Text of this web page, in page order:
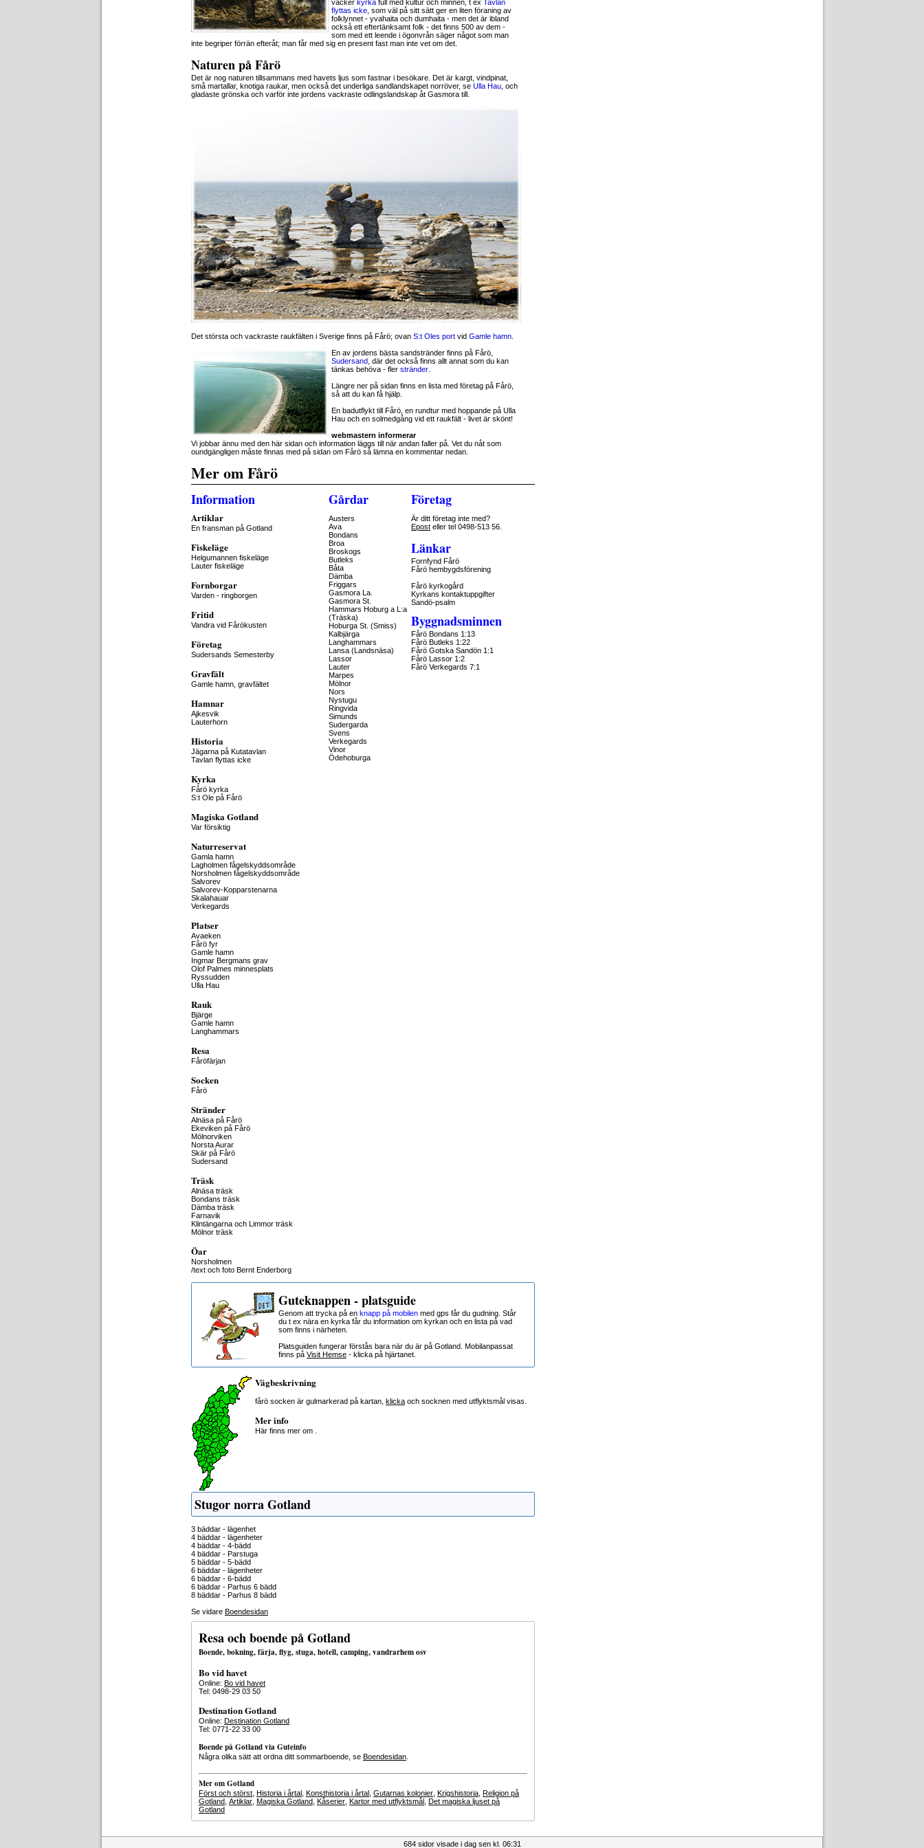
vacker kyrka full med kultur och minnen, t ex Tavlan
flyttas icke , som väl på sitt sätt ger en liten föraning av
folklynnet - yvahaita och dumhaita - men det är ibland
också ett eftertänksamt folk - det finns 500 av dem -
som med ett leende i ögonvrån säger något som man
inte begriper förrän efteråt; man får med sig en present fast man inte vet om det.
Naturen på Fårö
Det är nog naturen tillsammans med havets ljus som fastnar i besökare. Det är kargt, vindpinat,
små martallar, knotiga raukar, men också det underliga sandlandskapet norröver, se Ulla Hau , och
gladaste grönska och varför inte jordens vackraste odlingslandskap åt Gasmora till.
Det största och vackraste raukfälten i Sverige finns på Fårö; ovan S:t Oles port vid Gamle hamn
En av jordens bästa sandstränder finns på Fårö,
Sudersand , där det också finns allt annat som du kan
tänkas behöva - fler stränder
Längre ner på sidan finns en lista med företag på Fårö,
så att du kan få hjälp.
En badutflykt till Fårö, en rundtur med hoppande på Ulla
Hau och en solmedgång vid ett raukfält - livet är skönt!
webmastern informerar
Vi jobbar ännu med den här sidan och information läggs till när andan faller på. Vet du nåt som
oundgängligen måste finnas med på sidan om Fårö så lämna en kommentar nedan.
Mer om Fårö
Information Gårdar Företag
Artiklar
En fransman på Gotland
Fiskeläge
Helgumannen fiskeläge
Lauter fiskeläge
Fornborgar
Varden - ringborgen
Fritid
Vandra vid Fårökusten
Företag
Sudersands Semesterby
Gravfält
Gamle hamn, gravfältet
Hamnar
Ajkesvik
Lauterhorn
Historia
Jägarna på Kutatavlan
Tavlan flyttas icke
Kyrka
Fårö kyrka
S:t Ole på Fårö
Magiska Gotland
Var försiktig
Naturreservat
Gamla hamn
Lagholmen fågelskyddsområde
Norsholmen fågelskyddsområde
Salvorev
Salvorev-Kopparstenarna
Skalahauar
Verkegards
Platser
Avaeken
Fårö fyr
Gamle hamn
Ingmar Bergmans grav
Olof Palmes minnesplats
Ryssudden
Ulla Hau
Rauk
Bjärge
Gamle hamn
Langhammars
Resa
Fåröfärjan
Socken
Fårö
Stränder
Alnäsa på Fårö
Ekeviken på Fårö
Mölnorviken
Norsta Aurar
Skär på Fårö
Sudersand
Träsk
Alnäsa träsk
Bondans träsk
Dämba träsk
Farnavik
Klintängarna och Limmor träsk
Mölnor träsk
Öar
Norsholmen
Austers
Ava
Bondans
Broa
Broskogs
Butleks
Båta
Dämba
Friggars
Gasmora La.
Gasmora St.
Hammars Hoburg a L:a
(Träska)
Hoburga St. (Smiss)
Kalbjärga
Langhammars
Lansa (Landsnäsa)
Lassor
Lauter
Marpes
Mölnor
Nors
Nystugu
Ringvida
Simunds
Sudergarda
Svens
Verkegards
Vinor
Ödehoburga
Är ditt företag inte med?
Epost eller tel 0498-513 56.
Länkar
Fornfynd Fårö
Fårö hembygdsförening
Fårö kyrkogård
Kyrkans kontaktuppgifter
Sandö-psalm
Byggnadsminnen
Fårö Bondans 1:13
Fårö Butleks 1:22
Fårö Gotska Sandön 1:1
Fårö Lassor 1:2
Fårö Verkegards 7:1
/text och foto Bernt Enderborg
Guteknappen - platsguide
Genom att trycka på en knapp på mobilen med gps får du gudning. Står
du t ex nära en kyrka får du information om kyrkan och en lista på vad
som finns i närheten.
Platsguiden fungerar förstås bara när du är på Gotland. Mobilanpassat
finns på Visit Hemse - klicka på hjärtanet.
Vägbeskrivning
fårö socken är gulmarkerad på kartan, klicka och socknen med utflyktsmål visas.
Mer info
Här finns mer om
Stugor norra Gotland
3 bäddar - lägenhet
4 bäddar - lägenheter
4 bäddar - 4-bädd
4 bäddar - Parstuga
5 bäddar - 5-bädd
6 bäddar - lägenheter
6 bäddar - 6-bädd
6 bäddar - Parhus 6 bädd
8 bäddar - Parhus 8 bädd
Se vidare Boendesidan
Resa och boende på Gotland
Boende, bokning, färja, flyg, stuga, hotell, camping, vandrarhem osv
Bo vid havet
Online: Bo vid havet
Tel: 0498-29 03 50
Destination Gotland
Online: Destination Gotland
Tel: 0771-22 33 00
Boende på Gotland via Guteinfo
Några olika sätt att ordna ditt sommarboende, se Boendesidan
Mer om Gotland
Först och störst Historia i årtal Konsthistoria i årtal Gutarnas kolonier Krigshistoria Religion på
Gotland Artiklar Magiska Gotland Kåserier Kartor med utflyktsmål Det magiska ljuset på
Gotland
684 sidor visade i dag sen kl. 06:31